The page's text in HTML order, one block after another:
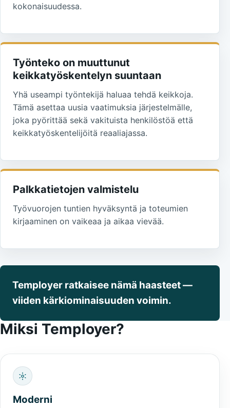
kokonaisuudessa.
Työnteko on muuttunut
keikkatyöskentelyn suuntaan
Yhä useampi työntekijä haluaa tehdä keikkoja.
Tämä asettaa uusia vaatimuksia järjestelmälle,
joka pyörittää sekä vakituista henkilöstöä että
keikkatyöskentelijöitä reaaliajassa.
Palkkatietojen valmistelu
Työvuorojen tuntien hyväksyntä ja toteumien
kirjaaminen on vaikeaa ja aikaa vievää.
Temployer ratkaisee nämä haasteet —
viiden kärkiominaisuuden voimin.
Miksi Temployer?
Moderni